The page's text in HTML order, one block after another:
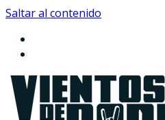
Saltar al contenido